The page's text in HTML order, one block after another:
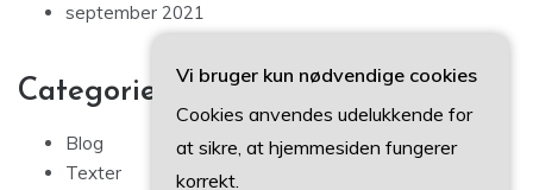
september 2021
Categories
Blog
Texter
Vi bruger kun nødvendige cookies
Cookies anvendes udelukkende for
at sikre, at hjemmesiden fungerer
korrekt.